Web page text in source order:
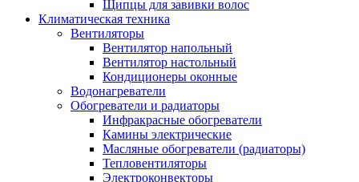
Щипцы для завивки волос
Климатическая техника
Вентиляторы
Вентилятор напольный
Вентилятор настольный
Кондиционеры оконные
Водонагреватели
Обогреватели и радиаторы
Инфракрасные обогреватели
Камины электрические
Масляные обогреватели (радиаторы)
Тепловентиляторы
Электроконвекторы